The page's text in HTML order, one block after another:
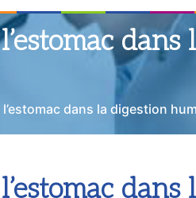
dans
dans la digestion